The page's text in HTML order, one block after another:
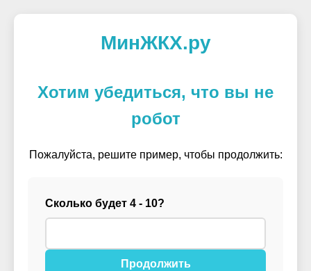
МинЖКХ.ру
Хотим убедиться, что вы не
робот
Пожалуйста, решите пример, чтобы продолжить:
Сколько будет 4 - 10?
Продолжить